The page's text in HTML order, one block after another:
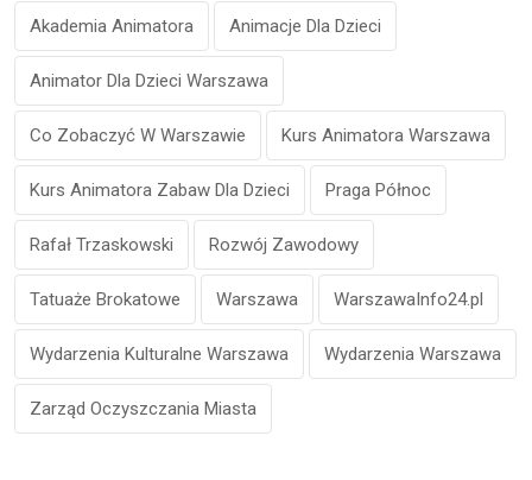
Akademia Animatora Animacje Dla Dzieci
Animator Dla Dzieci Warszawa
Co Zobaczyć W Warszawie Kurs Animatora Warszawa
Kurs Animatora Zabaw Dla Dzieci Praga Północ
Rafał Trzaskowski Rozwój Zawodowy
Tatuaże Brokatowe Warszawa WarszawaInfo24.pl
Wydarzenia Kulturalne Warszawa Wydarzenia Warszawa
Zarząd Oczyszczania Miasta